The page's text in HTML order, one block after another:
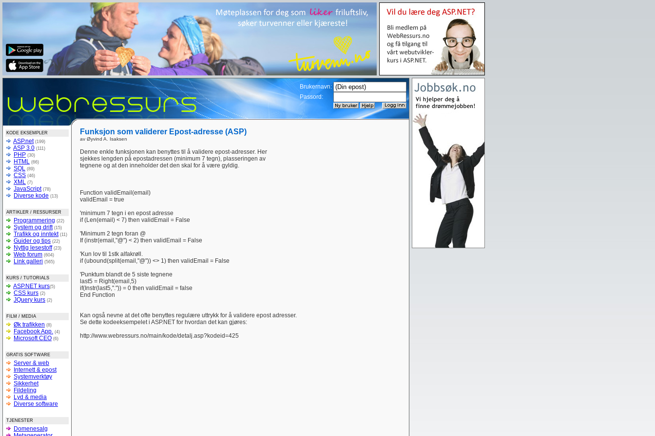
Brukernavn:
Passord:
KODE EKSEMPLER
ASP.net (199)
ASP 3.0 (111)
PHP (30)
HTML (66)
SQL (89)
CSS (46)
XML (7)
JavaScript (78)
Diverse kode (13)
ARTIKLER / RESSURSER
Programmering (22)
System og drift (15)
Trafikk og inntekt (11)
Guider og tips (22)
Nyttig lesestoff (23)
Web forum (604)
Link galleri (565)
KURS / TUTORIALS
ASP.NET kurs(5)
CSS kurs (2)
JQuery kurs (2)
FILM / MEDIA
Øk trafikken (8)
Facebook App. (4)
Microsoft CEO (6)
GRATIS SOFTWARE
Server & web
Internett & epost
Systemverktøy
Sikkerhet
Fildeling
Lyd & media
Diverse software
TJENESTER
Domenesalg
Funksjon som validerer Epost-adresse (ASP)
av Øyvind A. Isaksen
Denne enkle funksjonen kan benyttes til å validere epost-adresser. Her
sjekkes lengden på epostadressen (minimum 7 tegn), plasseringen av
tegnene og at den inneholder det den skal for å være gyldig.
Function validEmail(email)
validEmail = true
'minimum 7 tegn i en epost adresse
if (Len(email) < 7) then validEmail = False
'Minimum 2 tegn foran @
If (instr(email,"@") < 2) then validEmail = False
'Kun lov til 1stk alfakrøll.
if (ubound(split(email,"@")) <> 1) then validEmail = False
'Punktum blandt de 5 siste tegnene
last5 = Right(email,5)
if(Instr(last5,".")) = 0 then validEmail = false
End Function
Kan også nevne at det ofte benyttes regulære uttrykk for å validere epost adresser.
Se dette kodeeksempelet i ASP.NET for hvordan det kan gjøres:
http://www.webressurs.no/main/kode/detalj.asp?kodeid=425